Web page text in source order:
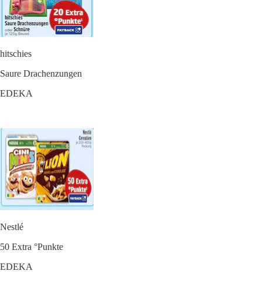
hitschies
Saure Drachenzungen
EDEKA
Nestlé
50 Extra °Punkte
EDEKA